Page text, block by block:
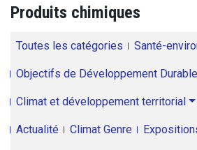
Produits chimiques
Toutes les catégories Santé-
Objectifs de Développement Durable
Climat et développement territorial
Actualité Climat Genre